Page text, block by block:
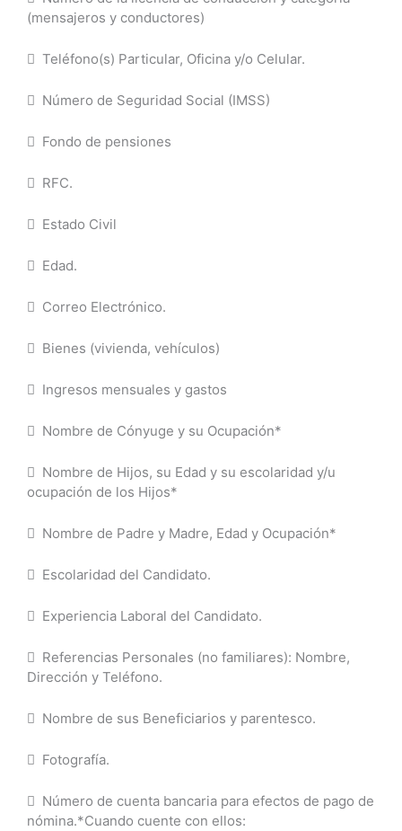
(mensajeros y conductores)
 Teléfono(s) Particular, Oficina y/o Celular.
 Número de Seguridad Social (IMSS)
 Fondo de pensiones
 RFC.
 Estado Civil
 Edad.
 Correo Electrónico.
 Bienes (vivienda, vehículos)
 Ingresos mensuales y gastos
 Nombre de Cónyuge y su Ocupación*
 Nombre de Hijos, su Edad y su escolaridad y/u
ocupación de los Hijos*
 Nombre de Padre y Madre, Edad y Ocupación*
 Escolaridad del Candidato.
 Experiencia Laboral del Candidato.
 Referencias Personales (no familiares): Nombre,
Dirección y Teléfono.
 Nombre de sus Beneficiarios y parentesco.
 Fotografía.
 Número de cuenta bancaria para efectos de pago de
nómina.*Cuando cuente con ellos: